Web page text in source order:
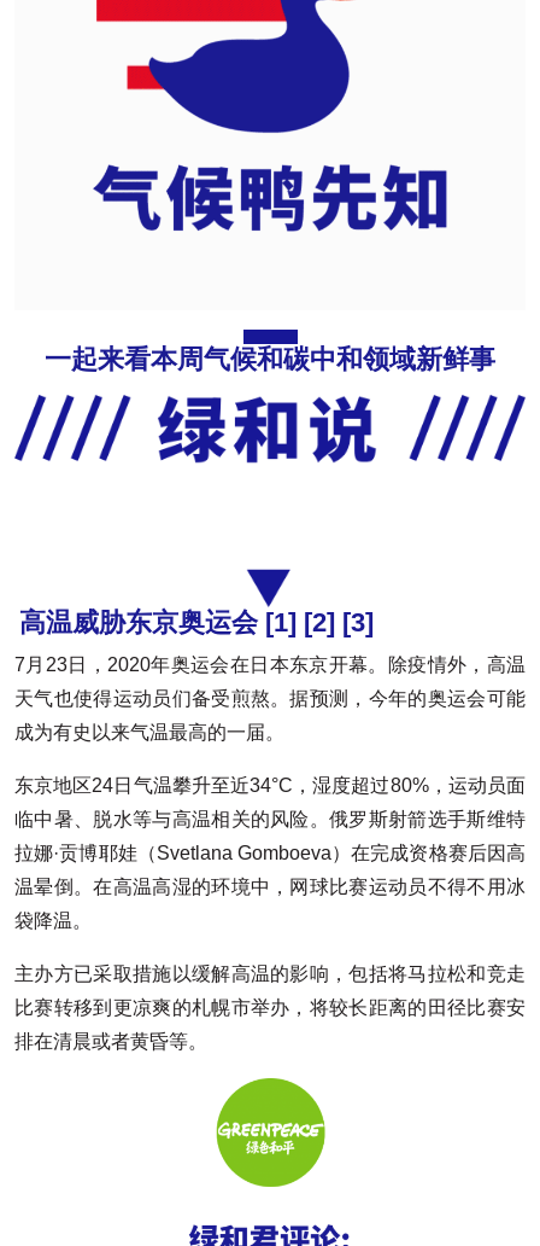
一起来看本周气候和碳中和领域新鲜事
高温威胁东京奥运会 [1] [2] [3]
7月23日，2020年奥运会在日本东京开幕。除疫情外，高温
天气也使得运动员们备受煎熬。据预测，今年的奥运会可能
成为有史以来气温最高的一届。
东京地区24日气温攀升至近34°C，湿度超过80%，运动员面
临中暑、脱水等与高温相关的风险。俄罗斯射箭选手斯维特
拉娜·贡博耶娃（Svetlana Gomboeva）在完成资格赛后因高
温晕倒。在高温高湿的环境中，网球比赛运动员不得不用冰
袋降温。
主办方已采取措施以缓解高温的影响，包括将马拉松和竞走
比赛转移到更凉爽的札幌市举办，将较长距离的田径比赛安
排在清晨或者黄昏等。